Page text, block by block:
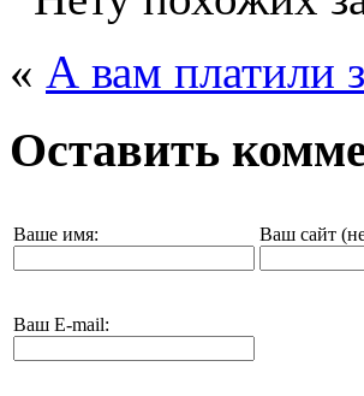
« А вам платили
Оставить
Ваше имя: Ваш сайт
Ваш E-mail: